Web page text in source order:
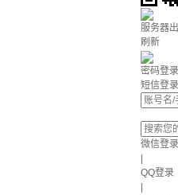
服务器
刷新
密码登录
短信登录
微信登录
QQ登录